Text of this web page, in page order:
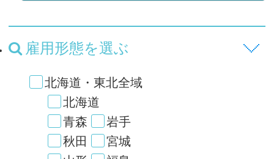
雇用形態を選ぶ
北海道・東北全域
北海道
青森
岩手
秋田
宮城